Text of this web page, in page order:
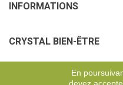
En
INFORMATIONS
CRYSTAL BIEN-ÊTRE
COORDONNÉES